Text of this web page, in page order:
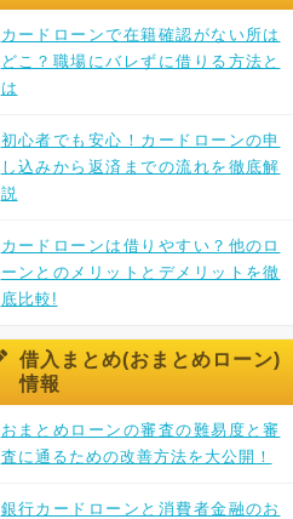
カードローンで在籍確認がない所は
どこ？職場にバレずに借りる方法と
は
初心者でも安心！カードローンの申
し込みから返済までの流れを徹底解
説
カードローンは借りやすい？他のロ
ーンとのメリットとデメリットを徹
底比較!
借入まとめ(おまとめローン)
情報
おまとめローンの審査の難易度と審
査に通るための改善方法を大公開！
銀行カードローンと消費者金融のお